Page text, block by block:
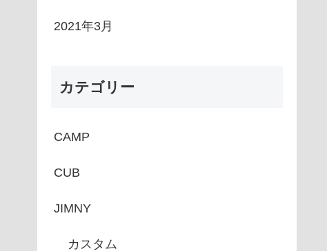
2021年3月
カテゴリー
CAMP
CUB
JIMNY
カスタム